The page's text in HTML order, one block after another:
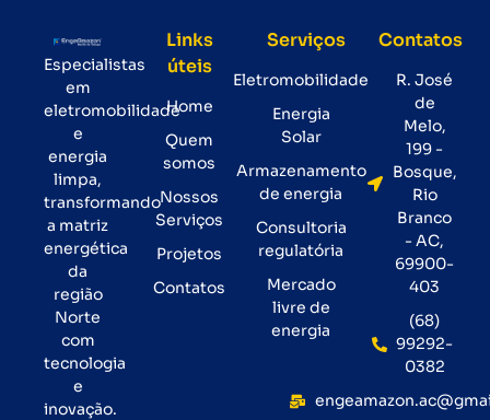
Especialistas
em
eletromobilidade
e
energia
limpa,
transformando
a matriz
energética
da
região
Norte
com
tecnologia
e
inovação.
Links
úteis
Home
Quem
somos
Nossos
Serviços
Projetos
Contatos
Serviços
Eletromobilidade
Energia
Solar
Armazenamento
de energia
Consultoria
regulatória
Mercado
livre de
energia
Contatos
R. José
de
Melo,
199 -
Bosque,
Rio
Branco
- AC,
69900-
403
(68)
99292-
0382